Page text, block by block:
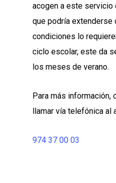
acogen a este servicio
que podría
condiciones lo
ciclo escolar, este da
los meses de verano.
Para más información,
llamar vía telefónica al
974 37 00 03